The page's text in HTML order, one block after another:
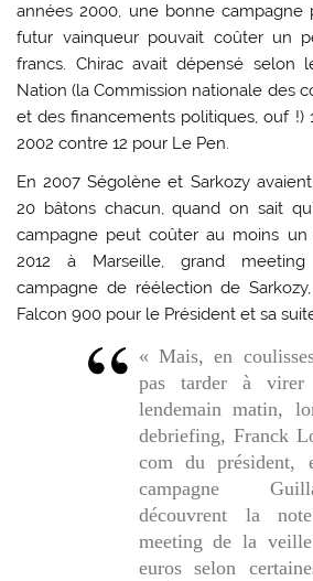
années 2000, une bonne campagne
futur vainqueur pouvait coûter un
francs. Chirac avait dépensé selon
Nation (la Commission nationale des
et des financements politiques, ouf !)
2002 contre 12 pour Le Pen.
En 2007 Ségolène et Sarkozy
20 bâtons chacun, quand on sait
campagne peut coûter au moins
2012 à Marseille, grand
campagne de réélection de
Falcon 900 pour le Président et sa
« Mais, en
pas tarder à
lendemain matin,
debriefing, Franck
com du président,
campagne
découvrent la
meeting de la
euros selon